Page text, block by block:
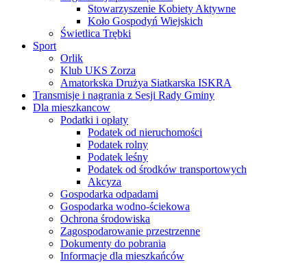
Stowarzyszenie Kobiety Aktywne
Koło Gospodyń Wiejskich
Świetlica Trębki
Sport
Orlik
Klub UKS Zorza
Amatorkska Drużya Siatkarska ISKRA
Transmisje i nagrania z Sesji Rady Gminy
Dla mieszkancow
Podatki i opłaty
Podatek od nieruchomości
Podatek rolny
Podatek leśny
Podatek od środków transportowych
Akcyza
Gospodarka odpadami
Gospodarka wodno-ściekowa
Ochrona środowiska
Zagospodarowanie przestrzenne
Dokumenty do pobrania
Informacje dla mieszkańców